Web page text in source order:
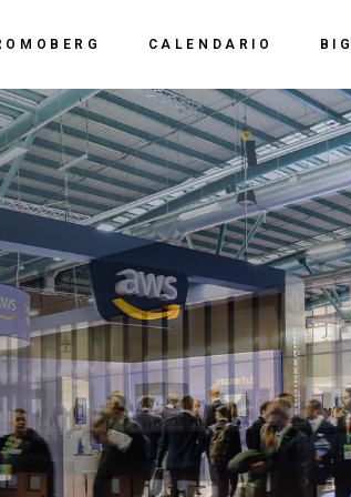
Siamo
Siamo
CALENDARIO
Calendario 2026
Calendario 2025
Calendario 2024
Calendario 2023
Calendario 2022
Calendario 2021
Calendario 2020
Calendario 2019
Calendario 2026
Calendario 2025
Calendario 2024
Calendario 2023
Calendario 2022
Calendario 2021
Calendario 2020
Calendario 2019bike,